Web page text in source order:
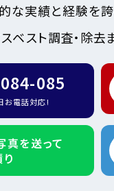
な実績と経験を
スト調査・除去
085
お電話対応!
真を送って